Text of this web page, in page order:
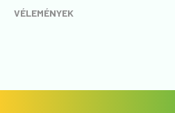
VÉLEMÉNYEK